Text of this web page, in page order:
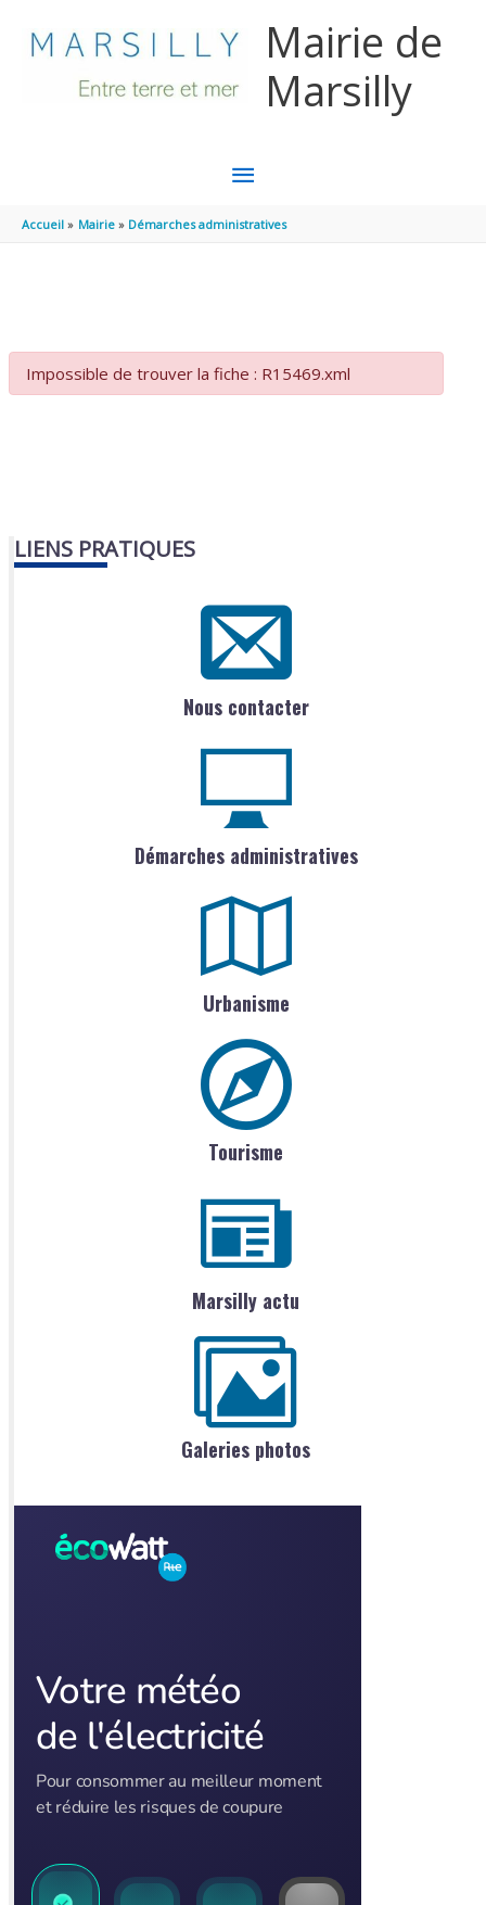
Mairie de
Marsilly
MENU
PRINCIPAL
Accueil Mairie Démarches administratives
Impossible de trouver la fiche : R15469.xml
LIENS PRATIQUES
Nous contacter
Démarches administratives
Urbanisme
Tourisme
Marsilly actu
Galeries photos